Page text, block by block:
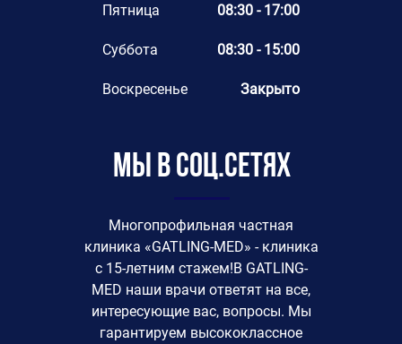
Пятница 08:30 - 17:00
Суббота 08:30 - 15:00
Воскресенье Закрыто
Мы в соц.сетях
Многопрофильная частная
клиника «GATLING-MED» - клиника
с 15-летним стажем!В GATLING-
MED наши врачи ответят на все,
интересующие вас, вопросы. Мы
гарантируем высококлассное